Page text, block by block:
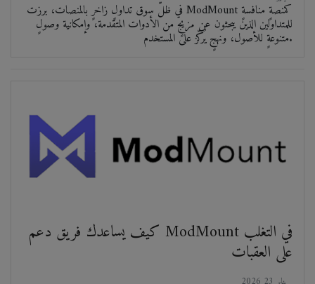
في ظلّ سوق تداولٍ زاخرٍ بالمنصات، برزت ModMount كمنصةٍ منافسةٍ
للمتداولين الذين يبحثون عن مزيجٍ من الأدوات المتقدمة، وإمكانية وصولٍ
متنوعةٍ للأصول، ونهجٍ يُركّز على المستخدم.
كيف يساعدك فريق دعم ModMount في التغلب
على العقبات